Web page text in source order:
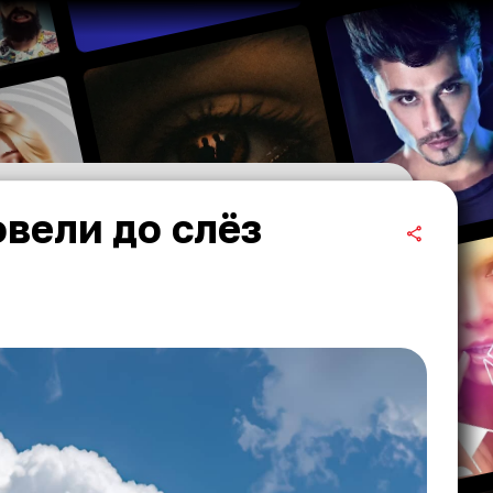
до слёз